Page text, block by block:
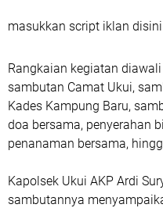
masukkan script iklan disini
Rangkaian kegiatan
sambutan Camat Ukui,
Kades Kampung Baru,
doa bersama, penyerahan
penanaman bersama,
Kapolsek Ukui AKP Ardi
sambutannya